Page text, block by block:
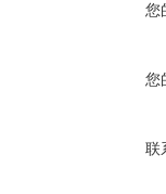
您
您
联